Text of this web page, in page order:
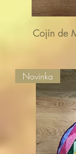
Cojín de
Novinka